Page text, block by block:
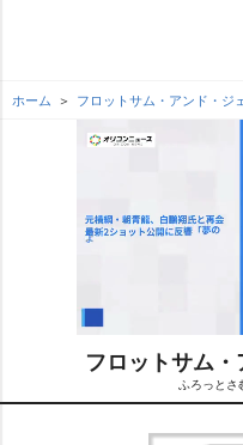
ホーム フロットサム・アンド・ジ
フロットサム
ふろっとさ